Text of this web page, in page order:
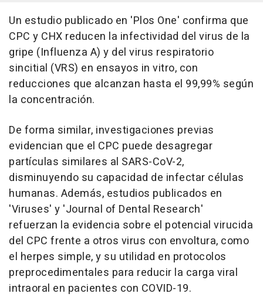
Un estudio publicado en 'Plos One' confirma que
CPC y CHX reducen la infectividad del virus de la
gripe (Influenza A) y del virus respiratorio
sincitial (VRS) en ensayos in vitro, con
reducciones que alcanzan hasta el 99,99% según
la concentración.
De forma similar, investigaciones previas
evidencian que el CPC puede desagregar
partículas similares al SARS-CoV-2,
disminuyendo su capacidad de infectar células
humanas. Además, estudios publicados en
'Viruses' y 'Journal of Dental Research'
refuerzan la evidencia sobre el potencial virucida
del CPC frente a otros virus con envoltura, como
el herpes simple, y su utilidad en protocolos
preprocedimentales para reducir la carga viral
intraoral en pacientes con COVID-19.